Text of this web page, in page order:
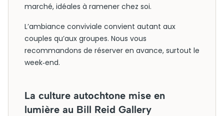
marché, idéales à ramener chez soi.
L’ambiance conviviale convient autant aux
couples qu’aux groupes. Nous vous
recommandons de réserver en avance, surtout le
week‑end.
La culture autochtone mise en
lumière au Bill Reid Gallery